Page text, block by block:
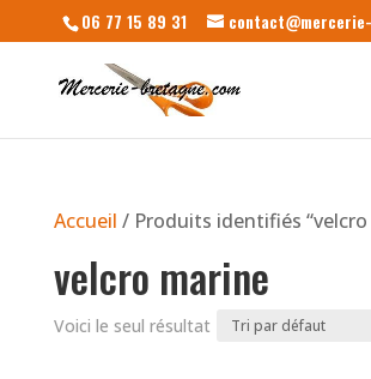
06 77 15 89 31
Accueil / Produits identifiés “velcro
velcro marine
Voici le seul résultat